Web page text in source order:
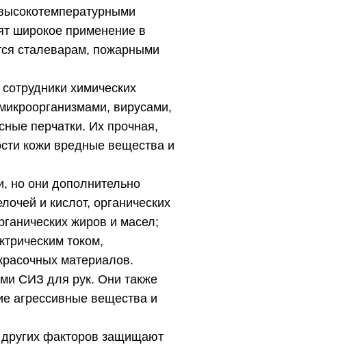
широкое применение в
сталеварам, пожарными
химических
вирусами,
перчатки. Их прочная,
кожи вредные вещества и
но они дополнительно
и кислот, органических
жиров и масел;
током,
материалов.
СИЗ для рук. Они также
агрессивные вещества и
факторов защищают